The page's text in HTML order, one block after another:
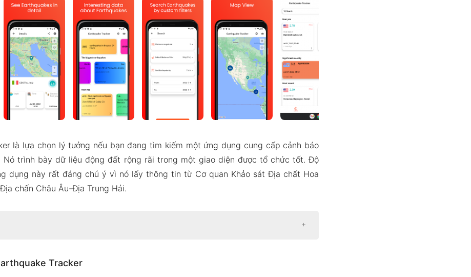
là lựa chọn lý tưởng nếu bạn đang tìm kiếm một ứng dụng cung cấp cảnh báo
trình bày dữ liệu động đất rộng rãi trong một giao diện được tổ chức tốt. Độ
dụng này rất đáng chú ý vì nó lấy thông tin từ Cơ quan Khảo sát Địa chất Hoa
chấn Châu Âu-Địa Trung Hải.
thời gian thực
Tracker